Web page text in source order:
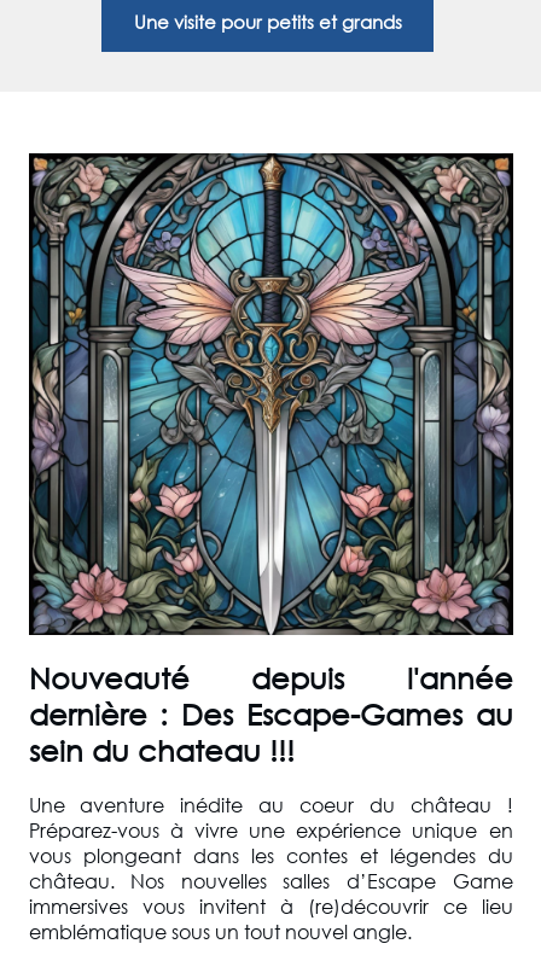
Une visite pour petits et grands
Nouveauté depuis l'année
dernière : Des Escape-Games au
sein du chateau !!!
Une aventure inédite au coeur du château !
Préparez-vous à vivre une expérience unique en
vous plongeant dans les contes et légendes du
château. Nos nouvelles salles d’Escape Game
immersives vous invitent à (re)découvrir ce lieu
emblématique sous un tout nouvel angle.